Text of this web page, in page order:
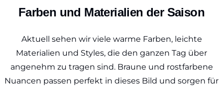
Farben und Materialien der Saison
Aktuell sehen wir viele warme Farben, leichte
Materialien und Styles, die den ganzen Tag über
angenehm zu tragen sind. Braune und rostfarbene
Nuancen passen perfekt in dieses Bild und sorgen für